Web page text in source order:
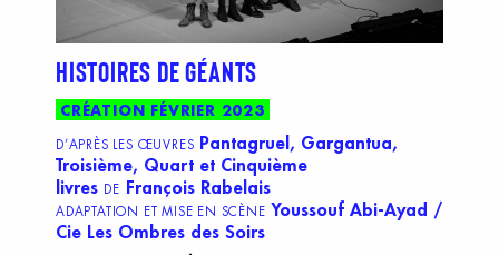
HISTOIRES DE GÉANTS
CRÉATION FÉVRIER 2023
D’APRÈS LES ŒUVRES
Pantagruel, Gargantua,
Troisième, Quart et Cinquième
livres
DE François Rabelais
ADAPTATION ET MISE EN SCÈNE Youssouf Abi-Ayad /
Cie Les Ombres des Soirs